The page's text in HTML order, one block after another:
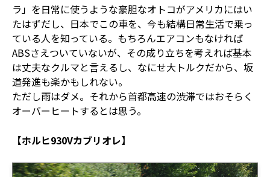
ラ」を日常に使うような豪胆なオトコがアメリカにはい
たはずだし、日本でこの車を、今も結構日常生活で乗っ
ている人を知っている。もちろんエアコンもなければ
ABSさえついていないが、その成り立ちを考えれば基本
は丈夫なクルマと言えるし、なにせ大トルクだから、坂
道発進も楽かもしれない。
ただし雨はダメ。それから首都高速の渋滞ではおそらく
オーバーヒートするとは思う。
【ホルヒ930Vカブリオレ】